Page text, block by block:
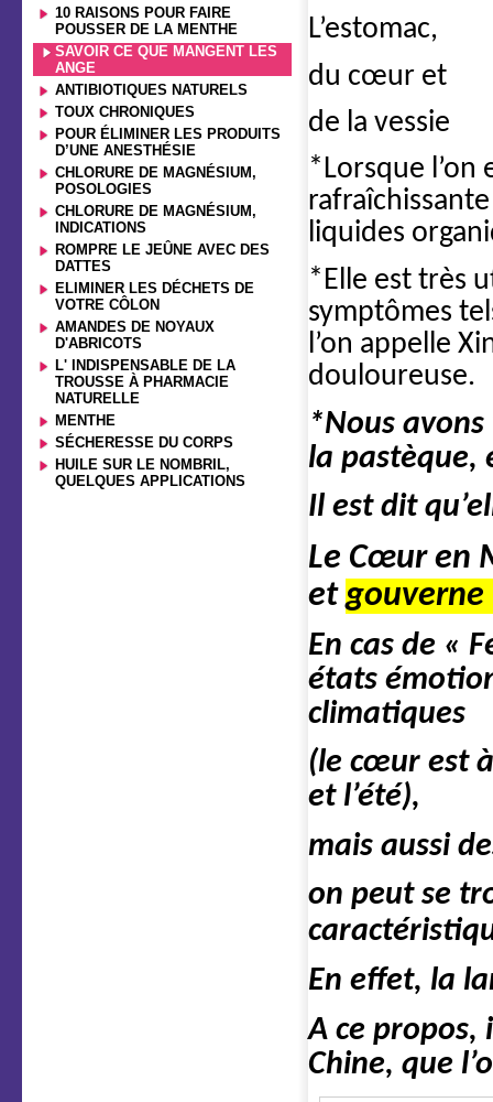
10 RAISONS POUR FAIRE
POUSSER DE LA MENTHE
SAVOIR CE QUE MANGENT LES
ANGE
ANTIBIOTIQUES NATURELS
TOUX CHRONIQUES
POUR ÉLIMINER LES PRODUITS
D’UNE ANESTHÉSIE
CHLORURE DE MAGNÉSIUM,
POSOLOGIES
CHLORURE DE MAGNÉSIUM,
INDICATIONS
ROMPRE LE JEÛNE AVEC DES
DATTES
ELIMINER LES DÉCHETS DE
VOTRE CÔLON
AMANDES DE NOYAUX
D'ABRICOTS
L' INDISPENSABLE DE LA
TROUSSE À PHARMACIE
NATURELLE
MENTHE
SÉCHERESSE DU CORPS
HUILE SUR LE NOMBRIL,
QUELQUES APPLICATIONS
L’estomac,
du cœur et
de la vessie
*Lorsque l’on
liquides
*Elle est très
symptômes
l’on appelle
douloureuse.
*Nous
la pastèque,
Il est dit
Le Cœur en
et
En cas de «
états
climatiques
(le cœur est
et l’été),
mais aussi
on peut se
En effet, la
A ce propos,
Chine, que